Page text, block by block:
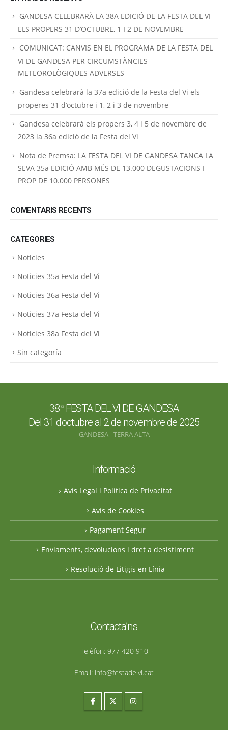
GANDESA CELEBRARÀ LA 38A EDICIÓ DE LA FESTA DEL VI
ELS PROPERS 31 D’OCTUBRE, 1 I 2 DE NOVEMBRE
COMUNICAT: CANVIS EN EL PROGRAMA DE LA FESTA DEL
VI DE GANDESA PER CIRCUMSTÀNCIES
METEOROLÒGIQUES ADVERSES
Gandesa celebrarà la 37a edició de la Festa del Vi els
properes 31 d’octubre i 1, 2 i 3 de novembre
Gandesa celebrarà els propers 3, 4 i 5 de novembre de
2023 la 36a edició de la Festa del Vi
Nota de Premsa: LA FESTA DEL VI DE GANDESA TANCA LA
SEVA 35a EDICIÓ AMB MÉS DE 13.000 DEGUSTACIONS I
PROP DE 10.000 PERSONES
COMENTARIS RECENTS
CATEGORIES
Noticies
Noticies 35a Festa del Vi
Noticies 36a Festa del Vi
Noticies 37a Festa del Vi
Noticies 38a Festa del Vi
Sin categoría
38ª FESTA DEL VI DE GANDESA
Del 31 d'octubre al 2 de novembre de 2025
GANDESA - TERRA ALTA
Informació
Avís Legal i Política de Privacitat
Avís de Cookies
Pagament Segur
Enviaments, devolucions i dret a desistiment
Resolució de Litigis en Línia
Contacta’ns
Telèfon: 977 420 910
Email: info@festadelvi.cat